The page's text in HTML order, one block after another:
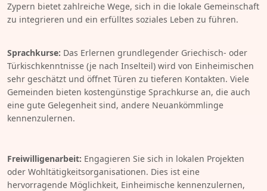
Zypern bietet zahlreiche Wege, sich in die lokale Gemeinschaft
zu integrieren und ein erfülltes soziales Leben zu führen.
Sprachkurse: Das Erlernen grundlegender Griechisch- oder
Türkischkenntnisse (je nach Inselteil) wird von Einheimischen
sehr geschätzt und öffnet Türen zu tieferen Kontakten. Viele
Gemeinden bieten kostengünstige Sprachkurse an, die auch
eine gute Gelegenheit sind, andere Neuankömmlinge
kennenzulernen.
Freiwilligenarbeit: Engagieren Sie sich in lokalen Projekten
oder Wohltätigkeitsorganisationen. Dies ist eine
hervorragende Möglichkeit, Einheimische kennenzulernen,